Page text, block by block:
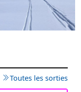
Toutes les sorties